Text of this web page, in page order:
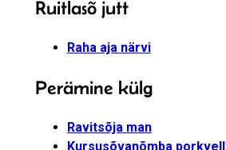
Ruitlasõ jutt
Raha aja närvi
Perämine külg
Ravitsõja man
Kursusõvanõmba porkvell